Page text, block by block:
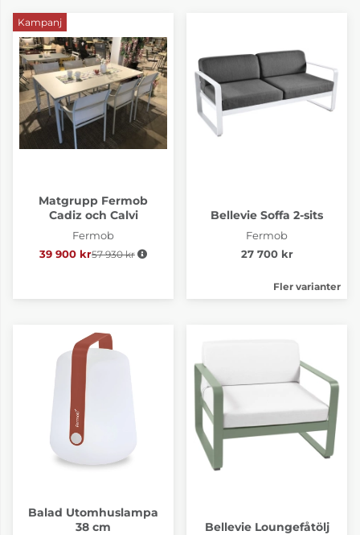
Kampanj
Matgrupp Fermob
Cadiz och Calvi
Fermob
39 900 krOrdinarie pris:
57 930 kr
Bellevie Soffa 2-sits
Fermob
27 700 kr
Fler varianter
Balad Utomhuslampa
38 cm
Bellevie Loungefåtölj